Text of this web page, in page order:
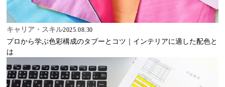
キャリア・スキル2025.08.30
プロから学ぶ色彩構成のタブーとコツ｜インテリアに適した配色と
は